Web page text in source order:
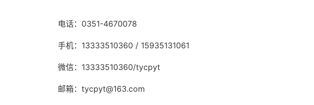
电话：0351-4670078
手机：13333510360 / 15935131061
微信：13333510360/tycpyt
邮箱：tycpyt@163.com